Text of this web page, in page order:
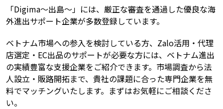
「Digima〜出島〜」には、厳正な審査を通過した優良な海
外進出サポート企業が多数登録しています。
ベトナム市場への参入を検討している方、Zalo活用・代理
店選定・EC出品のサポートが必要な方には、ベトナム進出
の実績豊富な支援企業をご紹介できます。市場調査から法
人設立・販路開拓まで、貴社の課題に合った専門企業を無
料でマッチングいたします。まずはお気軽にご相談くださ
い。